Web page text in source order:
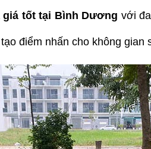
tốt tại Bình Dương với
điểm nhấn cho không gian